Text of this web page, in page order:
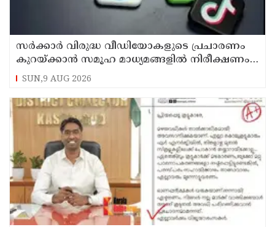
സര്‍ക്കാര്‍ വിരുദ്ധ വീഡിയോകളുടെ പ്രചാരണം
കുറയ്ക്കാന്‍ സമൂഹ മാധ്യമങ്ങളില്‍ നിരീക്ഷണം
ശക്തമാക്കി കേന്ദ്രം
SUN,9 AUG 2026